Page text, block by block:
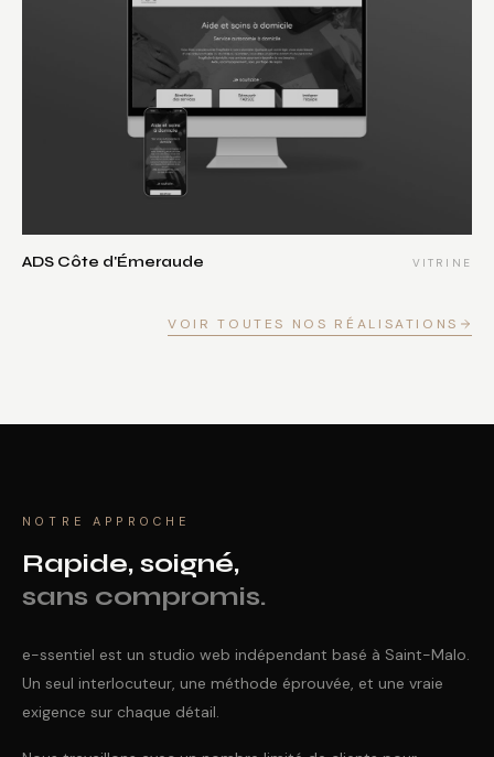
ADS Côte d'Émeraude VITRINE
VOIR TOUTES NOS RÉALISATIONS
NOTRE APPROCHE
Rapide, soigné,
sans compromis.
e-ssentiel est un studio web indépendant basé à Saint-Malo.
Un seul interlocuteur, une méthode éprouvée, et une vraie
exigence sur chaque détail.